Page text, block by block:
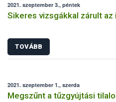
2021. szeptember 3., péntek
Sikeres vizsgákkal zárult
TOVÁBB
2021. szeptember 1., szerda
Megszűnt a tűzgyújtási